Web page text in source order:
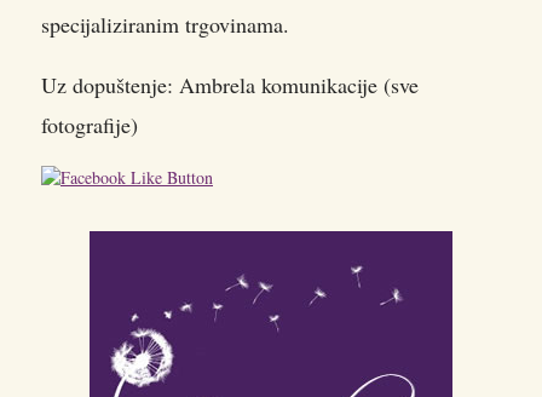
specijaliziranim trgovinama.
Uz dopuštenje: Ambrela komunikacije (sve
fotografije)